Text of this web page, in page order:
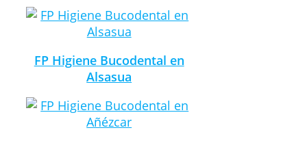
FP Higiene Bucodental en
Alsasua